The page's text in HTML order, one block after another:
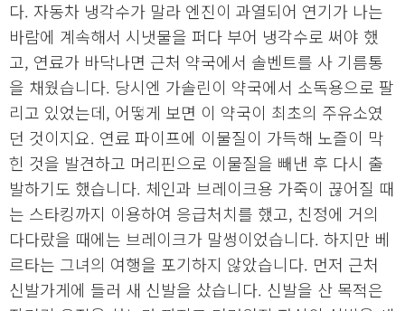
다. 자동차 냉각수가 말라 엔진이 과열되어 연기가 나는
바람에 계속해서 시냇물을 퍼다 부어 냉각수로 써야 했
고, 연료가 바닥나면 근처 약국에서 솔벤트를 사 기름통
을 채웠습니다. 당시엔 가솔린이 약국에서 소독용으로 팔
리고 있었는데, 어떻게 보면 이 약국이 최초의 주유소였
던 것이지요. 연료 파이프에 이물질이 가득해 노즐이 막
힌 것을 발견하고 머리핀으로 이물질을 빼낸 후 다시 출
발하기도 했습니다. 체인과 브레이크용 가죽이 끊어질 때
는 스타킹까지 이용하여 응급처치를 했고, 친정에 거의
다다랐을 때에는 브레이크가 말썽이었습니다. 하지만 베
르타는 그녀의 여행을 포기하지 않았습니다. 먼저 근처
신발가게에 들러 새 신발을 샀습니다. 신발을 산 목적은